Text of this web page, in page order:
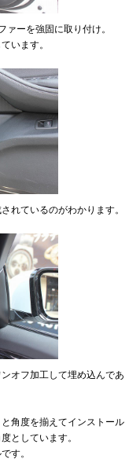
ァーを強固に取り付け。
います。
れているのがわかります。
オフ加工して埋め込んであ
角度を揃えてインストール
としています。
す。